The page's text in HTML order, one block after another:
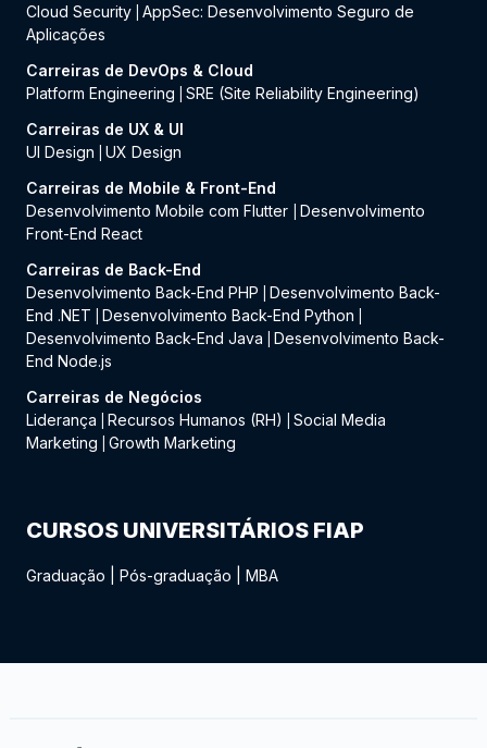
Cloud Security AppSec: Desenvolvimento Seguro de
Aplicações
Carreiras de DevOps & Cloud
Platform Engineering
SRE (Site Reliability Engineering)
Carreiras de UX & UI
UI Design
UX Design
Carreiras de Mobile & Front-End
Desenvolvimento Mobile com Flutter
Desenvolvimento
Front-End React
Carreiras de Back-End
Desenvolvimento Back-End PHP
Desenvolvimento Back-
End .NET
Desenvolvimento Back-End Python
Desenvolvimento Back-End Java
Desenvolvimento Back-
End Node.js
Carreiras de Negócios
Liderança
Recursos Humanos (RH)
Social Media
Marketing
Growth Marketing
CURSOS UNIVERSITÁRIOS FIAP
Graduação Pós-graduação MBA